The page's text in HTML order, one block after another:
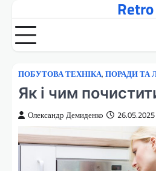
вмісту
Retro
ПОБУТОВА ТЕХНІКА, ПОРАДИ ТА
Як і чим
Олександр Демиденко 26.05.2025